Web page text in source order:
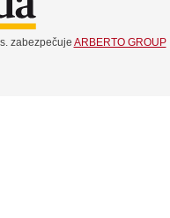
zabezpečuje ARBERTO GROUP